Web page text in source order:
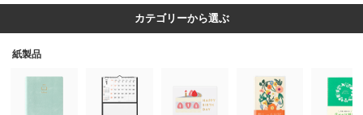
カテゴリーから選ぶ
紙製品